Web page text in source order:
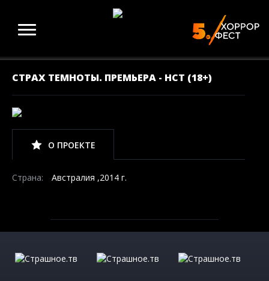
СТРАХ ТЕМНОТЫ. ПРЕМЬЕРА - НСТ (18+)
О ПРОЕКТЕ
Страна: Австралия ,2014 г.